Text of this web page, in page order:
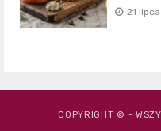
21
COPYRIGHT © -